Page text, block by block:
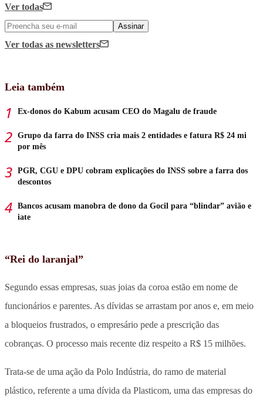
Ver todas
Assinar
Ver todas as newsletters
Leia também
Ex-donos do Kabum acusam CEO do Magalu de fraude
Grupo da farra do INSS cria mais 2 entidades e fatura R$ 24 mi
por mês
PGR, CGU e DPU cobram explicações do INSS sobre a farra dos
descontos
Bancos acusam manobra de dono da Gocil para “blindar” avião e
iate
“Rei do laranjal”
Segundo essas empresas, suas joias da coroa estão em nome de
funcionários e parentes. As dívidas se arrastam por anos e, em meio
a bloqueios frustrados, o empresário pede a prescrição das
cobranças. O processo mais recente diz respeito a R$ 15 milhões.
Trata-se de uma ação da Polo Indústria, do ramo de material
plástico, referente a uma dívida da Plasticom, uma das empresas do